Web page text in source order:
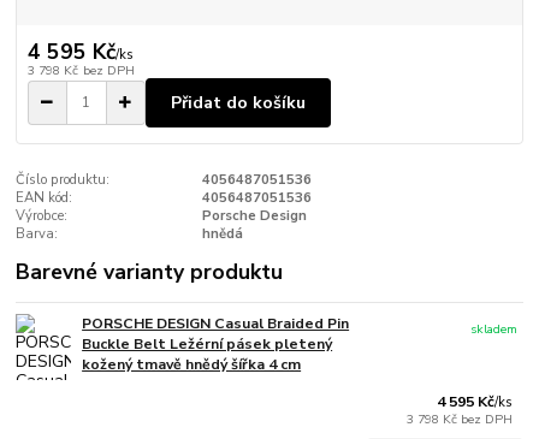
4 595 Kč/ks
3 798 Kč bez DPH
Přidat do košíku
Číslo produktu:
4056487051536
EAN kód:
4056487051536
Výrobce:
Porsche Design
Barva:
hnědá
Barevné varianty produktu
PORSCHE DESIGN Casual Braided Pin
Buckle Belt Ležérní pásek pletený
kožený tmavě hnědý šířka 4 cm
4 595 Kč/ks
3 798 Kč bez DPH
skladem